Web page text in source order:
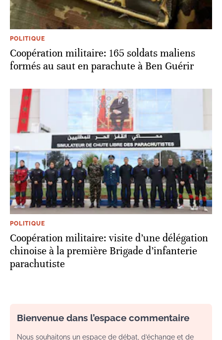
POLITIQUE
Coopération militaire: 165 soldats maliens
formés au saut en parachute à Ben Guérir
POLITIQUE
Coopération militaire: visite d’une délégation
chinoise à la première Brigade d’infanterie
parachutiste
Bienvenue dans l’espace commentaire
Nous souhaitons un espace de débat, d’échange et de